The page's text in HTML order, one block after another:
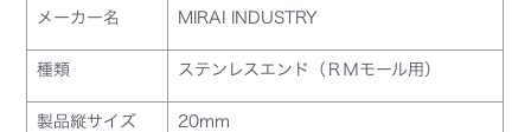
メーカー名 MIRAI INDUSTRY
種類 ステンレスエンド（ＲＭモール用）
製品縦サイズ 20mm